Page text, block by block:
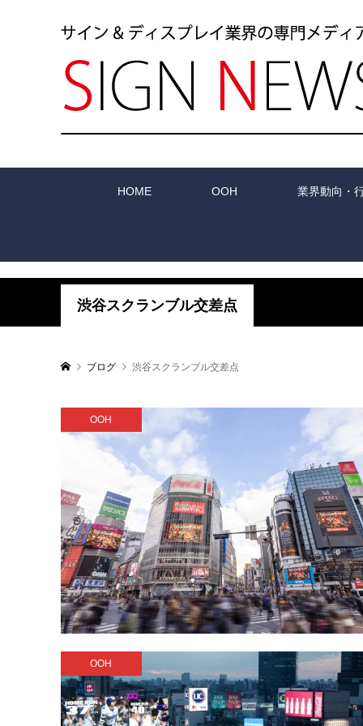
HOME OOH 業界動向・
渋谷スクランブル交差点
ブログ 渋谷スクランブル交差点
OOH
OOH